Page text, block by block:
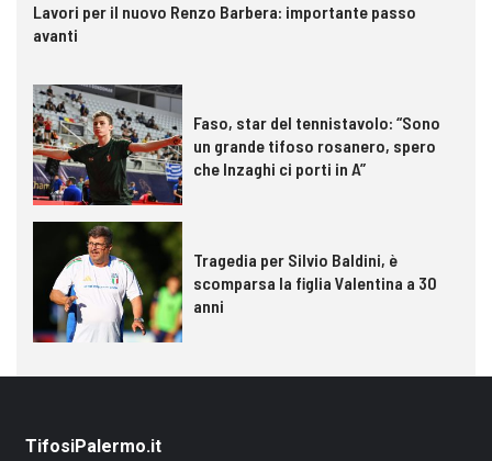
Lavori per il nuovo Renzo Barbera: importante passo
avanti
Faso, star del tennistavolo: “Sono
un grande tifoso rosanero, spero
che Inzaghi ci porti in A”
Tragedia per Silvio Baldini, è
scomparsa la figlia Valentina a 30
anni
TifosiPalermo.it